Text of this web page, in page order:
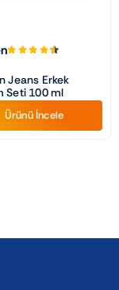
Jeans Erkek
Seti 100 ml
Ürünü İncele